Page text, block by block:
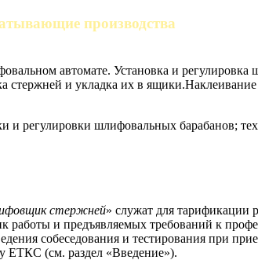
производства
автомате. Установка и
стержней и укладка их в
и регулировки шлифовальных барабанов;
стержней» служат для тарификации
и предъявляемых требований к
собеседования и тестирования при
ЕТКС (см. раздел «Введение»).